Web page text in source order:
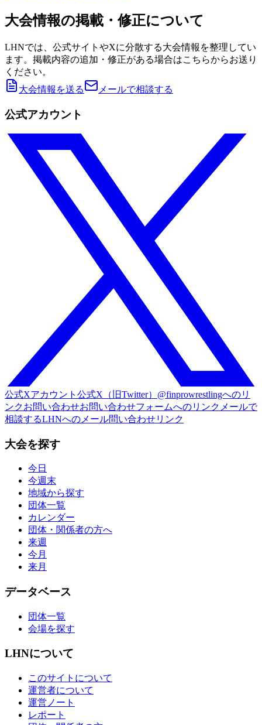
大会情報の掲載・修正について
LHNでは、公式サイトやXに分散する大会情報を整理してい
ます。掲載内容の追加・修正がある場合はこちらからお送り
ください。
大会情報を送る
メールで相談する
公式アカウント
公式Xアカウント 公式X（旧Twitter）@finprowrestlingへのリ
ンクお問い合わせお問い合わせフォームへのリンク メールで
相談するLHNへのメール問い合わせリンク
大会を探す
今日
今週末
地域から探す
団体一覧
カレンダー
団体・関係者の方へ
来週
今月
来月
データベース
団体一覧
会場を探す
LHNについて
このサイトについて
運営者について
運営ノート
レポート